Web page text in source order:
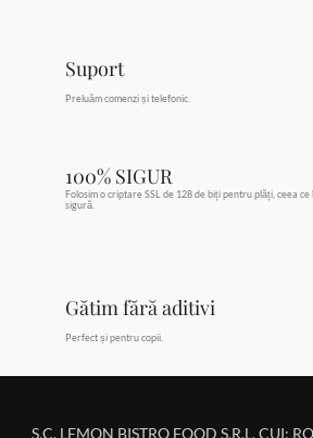
Suport
Preluăm comenzi și telefonic.
100% SIGUR
Folosim o criptare SSL de 128 de biți pentru plăți, ceea
sigură.
Gătim fără aditivi
Perfect și pentru copii.
S.C. LEMON BISTRO FOOD S.R.L. CUI: